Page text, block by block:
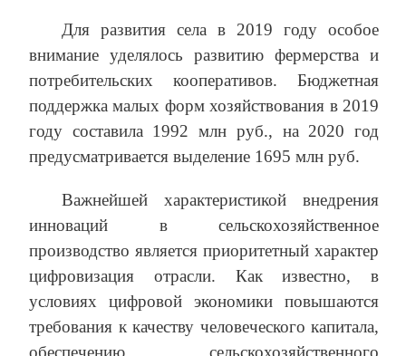
Для развития села в 2019 году особое
внимание уделялось развитию фермерства и
потребительских кооперативов. Бюджетная
поддержка малых форм хозяйствования в 2019
году составила 1992 млн руб., на 2020 год
предусматривается выделение 1695 млн руб.
Важнейшей характеристикой внедрения
инноваций в сельскохозяйственное
производство является приоритетный характер
цифровизация отрасли. Как известно, в
условиях цифровой экономики повышаются
требования к качеству человеческого капитала,
обеспечению сельскохозяйственного